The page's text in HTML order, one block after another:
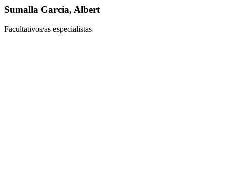
Sumalla García, Albert
Facultativos/as especialistas